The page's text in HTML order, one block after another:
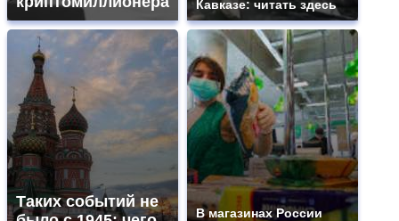
Кавказе: читать здесь
Таких событий не
В магазинах России